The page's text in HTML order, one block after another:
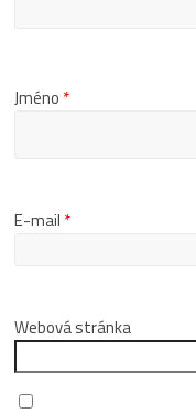
Jméno *
E-mail *
Webová stránka